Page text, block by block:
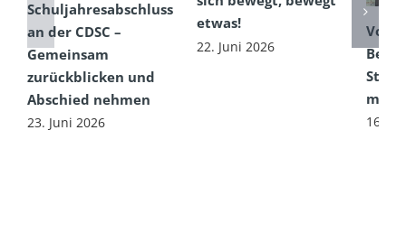
Schuljahresabschluss
an der CDSC –
Gemeinsam
zurückblicken und
Abschied nehmen
23. Juni 2026
etwas!
22. Juni 2026
Von
mit
16.